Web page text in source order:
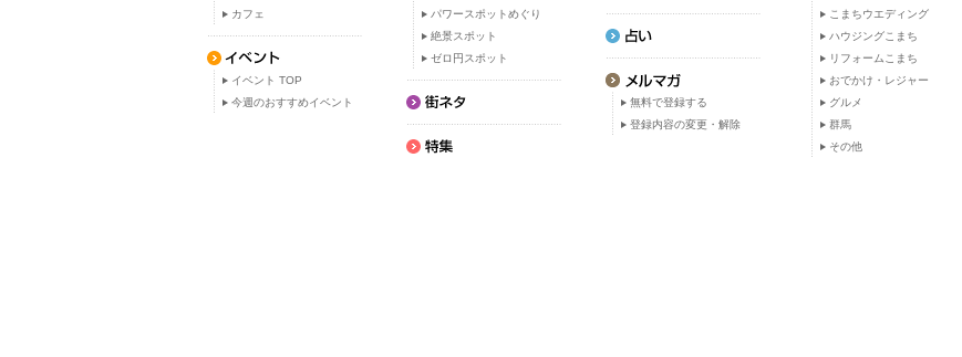
カフェ
イベント TOP
今週のおすすめイベント
パワースポットめぐり
絶景スポット
ゼロ円スポット
無料で登録する
登録内容の変更・解除
こまちウエディング
ハウジングこまち
リフォームこまち
おでかけ・レジャー
グルメ
群馬
その他